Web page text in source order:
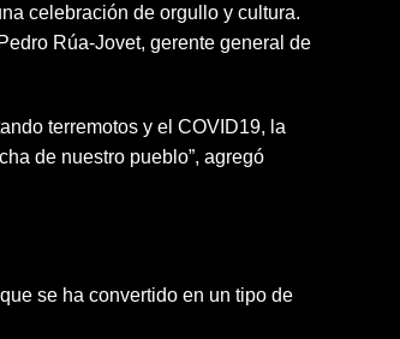
celebración de orgullo y cultura.
Rúa-Jovet, gerente general de
terremotos y el COVID19, la
de nuestro pueblo”, agregó
se ha convertido en un tipo de